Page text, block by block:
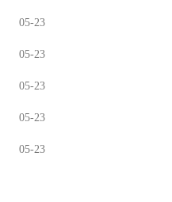
05-23
05-23
05-23
05-23
05-23